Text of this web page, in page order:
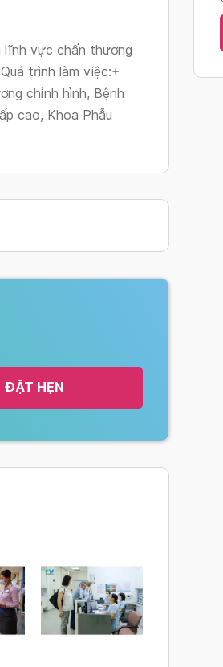
lĩnh vực chấn thương
trình làm việc:+
chỉnh hình, Bệnh
cao, Khoa Phẫu
ĐẶT HẸN